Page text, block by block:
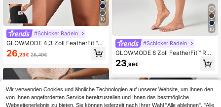
10
#Schicker Radeln
GLOWMODE 4,3 Zoll FeatherFit™-S
culpt Pflasterstein Schieber ohne V
ordernnaht Korsage Stützung Bauc
chen rutschfeste Streifen mittlere B
elastbarkeit Laufen Joggen Trainin
26 ,23€ 26,49€
10
#Schicker Radeln
GLOWMODE 8 Zoll FeatherFit™ Rad
fahrer-Shorts mit Überschneidung,
Radfahren, Laufen, Fitness, Somme
23 ,99€
Wir verwenden Cookies und ähnliche Technologien auf unserer Website, um Ihnen den
von Ihnen angeforderten Service bereitzustellen und Ihnen das bestmögliche
Webseitenerlebnis zu bieten. Sie können jederzeit nach Ihrer Wahl "Alle ablehnen", "Alle